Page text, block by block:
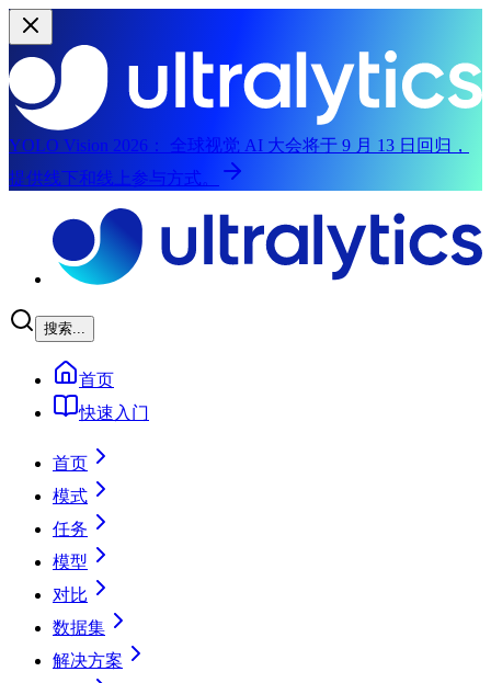
YOLO Vision 2026：
全球视觉 AI 大会将于 9 月 13 日回归，
提供线下和线上参与方式。
搜索...
首页
快速入门
首页
模式
任务
模型
对比
数据集
解决方案